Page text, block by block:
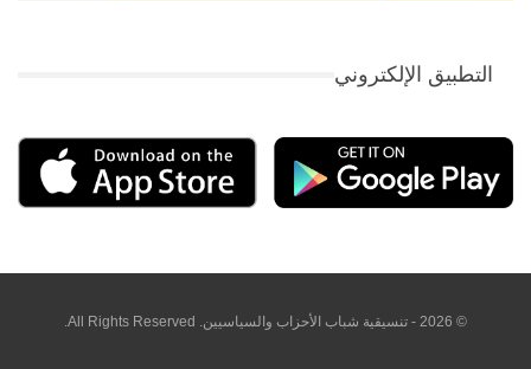
التطبيق الإلكتروني
© 2026 - تنسيقية شباب الأحزاب والسياسيين. All Rights Reserved.